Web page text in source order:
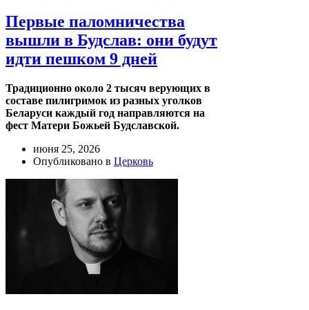
Первые паломничества
вышли в Будслав: они будут
идти пешком 9 дней
Традиционно около 2 тысяч верующих в
составе пилигримок из разных уголков
Беларуси каждый год направляются на
фест Матери Божьей Будславской.
июня 25, 2026
Опубликовано в Церковь